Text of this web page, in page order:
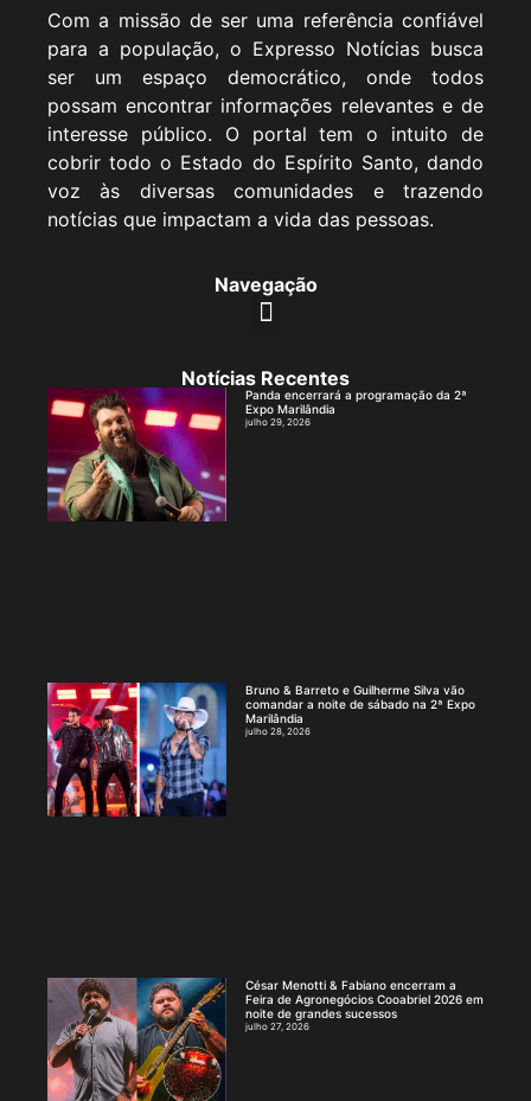
Com a missão de ser uma referência confiável
para a população, o Expresso Notícias busca
ser um espaço democrático, onde todos
possam encontrar informações relevantes e de
interesse público. O portal tem o intuito de
cobrir todo o Estado do Espírito Santo, dando
voz às diversas comunidades e trazendo
notícias que impactam a vida das pessoas.
Navegação
Notícias Recentes
Panda encerrará a programação da 2ª
Expo Marilândia
julho 29, 2026
Bruno & Barreto e Guilherme Silva vão
comandar a noite de sábado na 2ª Expo
Marilândia
julho 28, 2026
César Menotti & Fabiano encerram a
Feira de Agronegócios Cooabriel 2026 em
noite de grandes sucessos
julho 27, 2026